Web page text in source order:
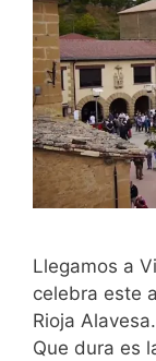
Llegamos a
celebra este
Rioja
Que dura es